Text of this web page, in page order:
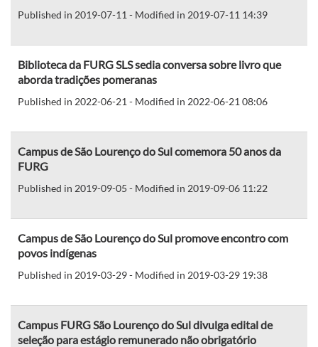
Published in 2019-07-11 - Modified in 2019-07-11 14:39
Biblioteca da FURG SLS sedia conversa sobre livro que
aborda tradições pomeranas
Published in 2022-06-21 - Modified in 2022-06-21 08:06
Campus de São Lourenço do Sul comemora 50 anos da
FURG
Published in 2019-09-05 - Modified in 2019-09-06 11:22
Campus de São Lourenço do Sul promove encontro com
povos indígenas
Published in 2019-03-29 - Modified in 2019-03-29 19:38
Campus FURG São Lourenço do Sul divulga edital de
seleção para estágio remunerado não obrigatório